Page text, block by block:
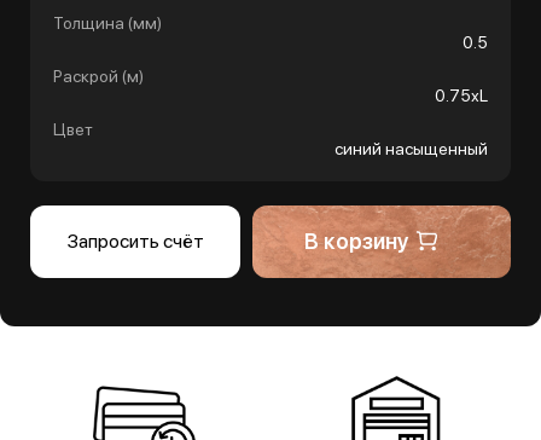
Толщина (мм)
0.5
Раскрой (м)
0.75хL
Цвет
синий насыщенный
Запросить счёт В корзину